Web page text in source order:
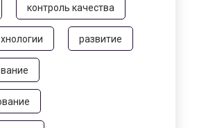
контроль качества
развитие